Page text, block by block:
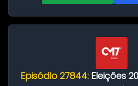
Episódio 27844: Eleições